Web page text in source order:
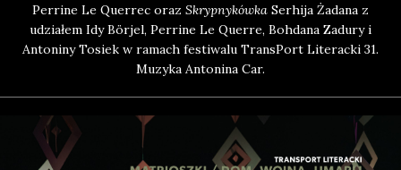
Per­ri­ne Le Quer­rec oraz Skryp­ny­ków­ka Ser­hi­ja Żada­na z
udzia­łem Idy Bör­jel, Per­ri­ne Le Quer­re, Boh­da­na Zadu­ry i
Anto­ni­ny Tosiek w ramach festi­wa­lu Trans­Port Lite­rac­ki 31.
Muzy­ka Anto­ni­na Car.